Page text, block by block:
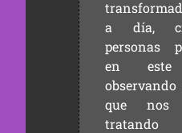
a día,
personas
en este
que nos